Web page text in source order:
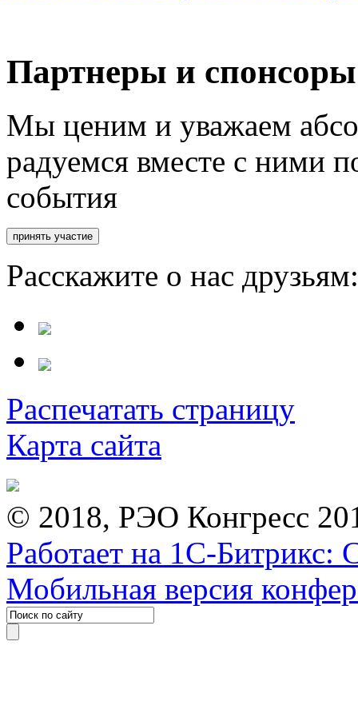
Партнеры и спонсоры
Мы ценим и уважаем
радуемся вместе с ними
события
Расскажите о нас
Распечатать страницу
Карта сайта
© 2018, РЭО Конгресс
Работает на 1С-Битрикс:
Мобильная версия